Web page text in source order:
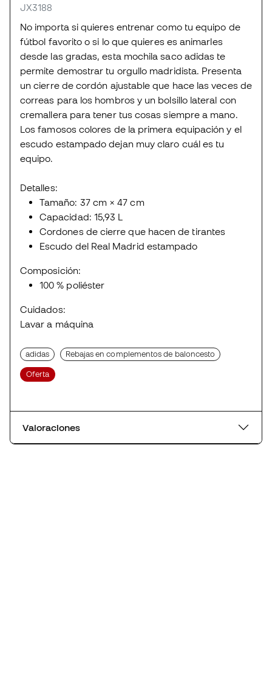
JX3188
No importa si quieres entrenar como tu equipo de
fútbol favorito o si lo que quieres es animarles
desde las gradas, esta mochila saco adidas te
permite demostrar tu orgullo madridista. Presenta
un cierre de cordón ajustable que hace las veces de
correas para los hombros y un bolsillo lateral con
cremallera para tener tus cosas siempre a mano.
Los famosos colores de la primera equipación y el
escudo estampado dejan muy claro cuál es tu
equipo.
Detalles:
Tamaño: 37 cm × 47 cm
Capacidad: 15,93 L
Cordones de cierre que hacen de tirantes
Escudo del Real Madrid estampado
Composición:
100 % poliéster
Cuidados:
Lavar a máquina
adidas Rebajas en complementos de baloncesto
Oferta
Valoraciones